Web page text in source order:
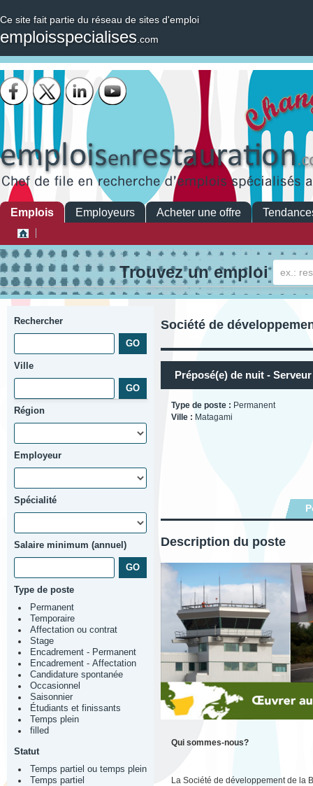
Ce site fait partie du réseau de sites d'emploi
emploisspecialises .com
Emplois Employeurs Acheter une offre
Trouvez un emploi
Rechercher
Ville
Région
Employeur
Spécialité
Salaire minimum (annuel)
Type de poste
Permanent
Temporaire
Affectation ou contrat
Stage
Encadrement - Permanent
Encadrement - Affectation
Candidature spontanée
Occasionnel
Saisonnier
Étudiants et finissants
Temps plein
filled
Statut
Temps partiel ou temps plein
Temps partiel
Société de
Préposé(e) de nuit -
Type de poste : Permanent
Ville : Matagami
Description du poste
Qui sommes-nous?
La Société de développement de la